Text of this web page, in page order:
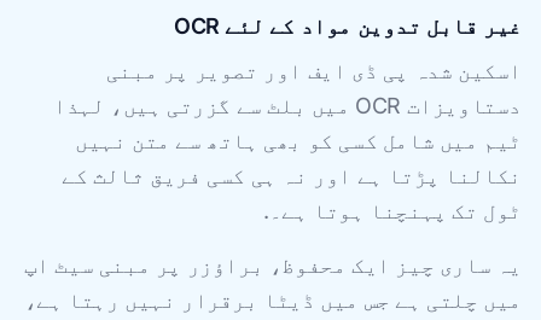
غیر قابل تدوین مواد کے لئے OCR
اسکین شدہ پی ڈی ایف اور تصویر پر مبنی
دستاویزات OCR میں بلٹ سے گزرتی ہیں، لہذا
ٹیم میں شامل کسی کو بھی ہاتھ سے متن نہیں
نکالنا پڑتا ہے اور نہ ہی کسی فریق ثالث کے
ٹول تک پہنچنا ہوتا ہے۔.
یہ ساری چیز ایک محفوظ، براؤزر پر مبنی سیٹ اپ
میں چلتی ہے جس میں ڈیٹا برقرار نہیں رہتا ہے،